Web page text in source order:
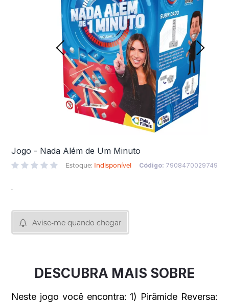
Jogo - Nada Além de Um Minuto
Estoque: Indisponível Código: 7908470029749
.
Avise-me quando chegar
DESCUBRA MAIS SOBRE
Neste jogo você encontra: 1) Pirâmide Reversa: